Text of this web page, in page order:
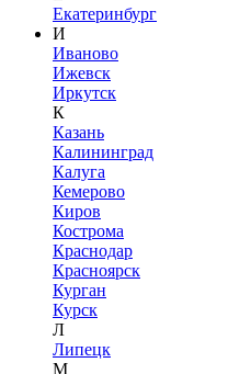
Екатеринбург
И
Иваново
Ижевск
Иркутск
К
Казань
Калининград
Калуга
Кемерово
Киров
Кострома
Краснодар
Красноярск
Курган
Курск
Л
Липецк
М